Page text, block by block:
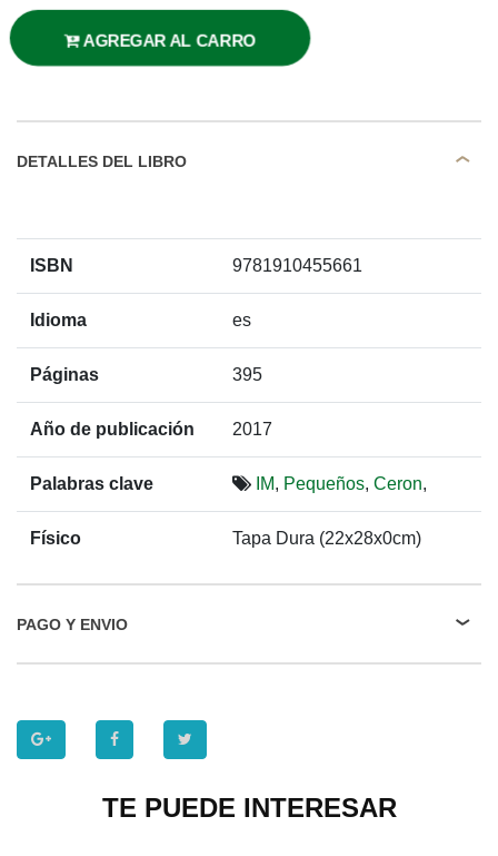
AGREGAR AL CARRO
DETALLES DEL LIBRO
ISBN 9781910455661
Idioma es
Páginas 395
Año de publicación 2017
Palabras clave IM, Pequeños, Ceron,
Físico Tapa Dura (22x28x0cm)
PAGO Y ENVIO
TE PUEDE INTERESAR